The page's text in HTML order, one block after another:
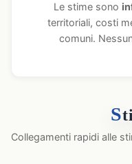
Le stime sono
territoriali, costi
comuni.
S
Collegamenti rapidi alle